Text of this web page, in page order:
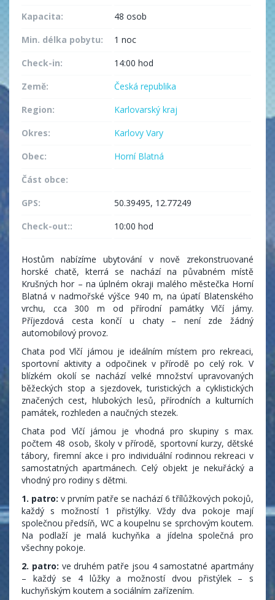
Kapacita:
48 osob
Min. délka pobytu:
1 noc
Check-in:
14:00 hod
Země:
Česká republika
Region:
Karlovarský kraj
Okres:
Karlovy Vary
Obec:
Horní Blatná
Část obce:
GPS:
50.39495, 12.77249
Check-out::
10:00 hod
Hostům nabízíme ubytování v nově zrekonstruované
horské chatě, kterrá se nachází na půvabném místě
Krušných hor – na úplném okraji malého městečka Horní
Blatná v nadmořské výšce 940 m, na úpatí Blatenského
vrchu, cca 300 m od přírodní památky Vlčí jámy.
Příjezdová cesta končí u chaty – není zde žádný
automobilový provoz.
Chata pod Vlčí jámou je ideálním místem pro rekreaci,
sportovní aktivity a odpočinek v přírodě po celý rok. V
blízkém okolí se nachází velké množství upravovaných
běžeckých stop a sjezdovek, turistických a cyklistických
značených cest, hlubokých lesů, přírodních a kulturních
památek, rozhleden a naučných stezek.
Chata pod Vlčí jámou je vhodná pro skupiny s max.
počtem 48 osob, školy v přírodě, sportovní kurzy, dětské
tábory, firemní akce i pro individuální rodinnou rekreaci v
samostatných apartmánech. Celý objekt je nekuřácký a
vhodný pro rodiny s dětmi.
1. patro: v prvním patře se nachází 6 třílůžkových pokojů,
každý s možností 1 přistýlky. Vždy dva pokoje mají
společnou předsíň, WC a koupelnu se sprchovým koutem.
Na podlaží je malá kuchyňka a jídelna společná pro
všechny pokoje.
2. patro: ve druhém patře jsou 4 samostatné apartmány
– každý se 4 lůžky a možností dvou přistýlek – s
kuchyňským koutem a sociálním zařízením.